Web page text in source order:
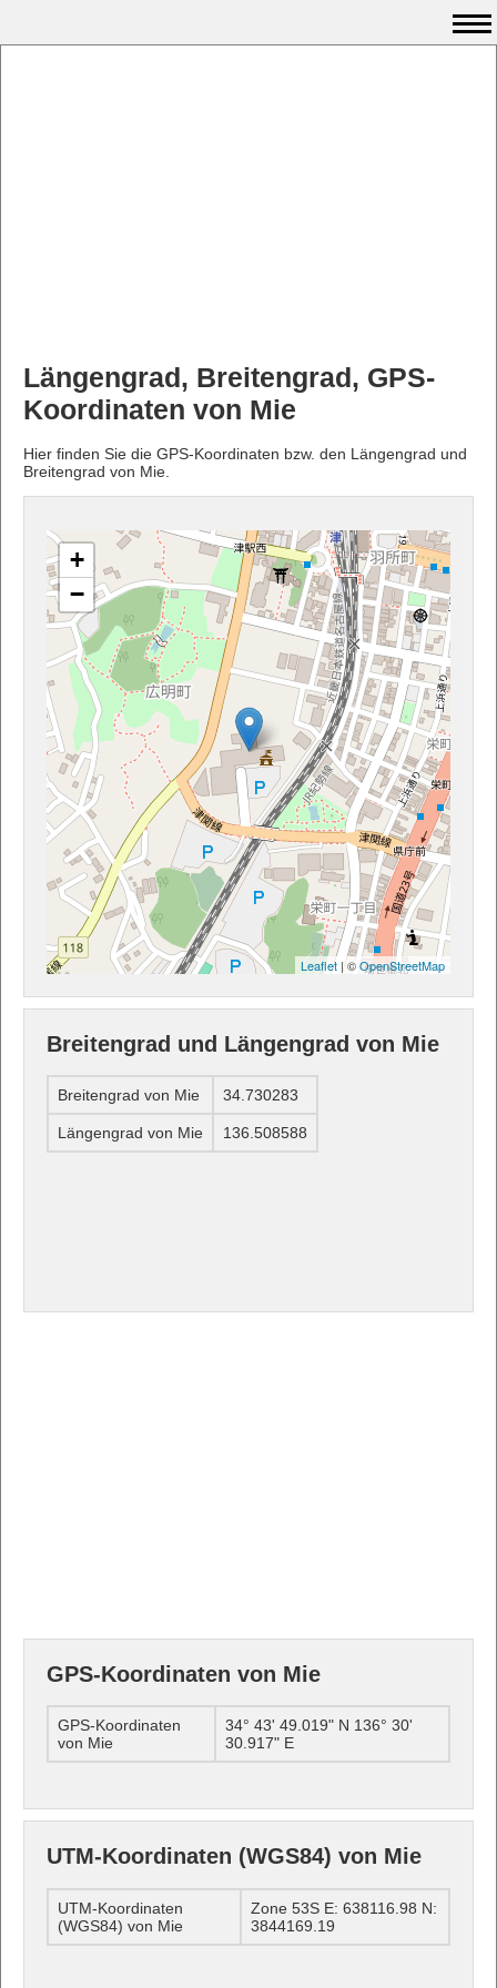
Längengrad, Breitengrad, GPS-
Koordinaten von Mie
Hier finden Sie die GPS-Koordinaten bzw. den Längengrad und
Breitengrad von Mie.
+
−
Leaflet | ©OpenStreetMap
Breitengrad und Längengrad von Mie
Breitengrad von Mie 34.730283
Längengrad von Mie 136.508588
GPS-Koordinaten von Mie
GPS-Koordinaten
von Mie
34° 43' 49.019" N 136° 30'
30.917" E
UTM-Koordinaten (WGS84) von Mie
UTM-Koordinaten
(WGS84) von Mie
Zone 53S E: 638116.98 N:
3844169.19